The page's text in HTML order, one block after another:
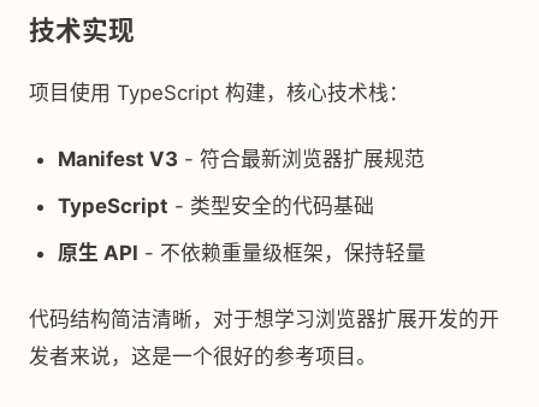
技术实现
项目使用 TypeScript 构建，核心技术栈：
Manifest V3 - 符合最新浏览器扩展规范
TypeScript - 类型安全的代码基础
原生 API - 不依赖重量级框架，保持轻量
代码结构简洁清晰，对于想学习浏览器扩展开发的开
发者来说，这是一个很好的参考项目。